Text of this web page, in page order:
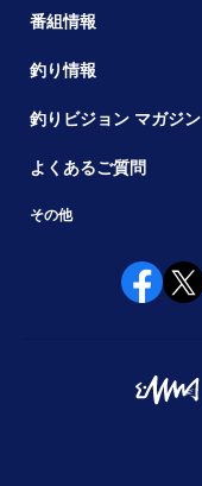
番組情報
釣り情報
釣りビジョン マガジン
よくあるご質問
その他